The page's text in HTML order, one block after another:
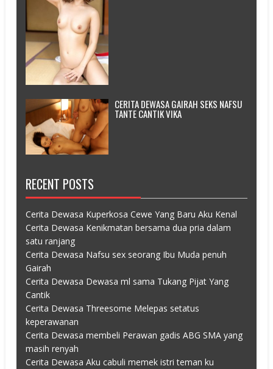
CERITA DEWASA GAIRAH SEKS NAFSU
TANTE CANTIK VIKA
RECENT POSTS
Cerita Dewasa Kuperkosa Cewe Yang Baru Aku Kenal
Cerita Dewasa Kenikmatan bersama dua pria dalam
satu ranjang
Cerita Dewasa Nafsu sex seorang Ibu Muda penuh
Gairah
Cerita Dewasa Dewasa ml sama Tukang Pijat Yang
Cantik
Cerita Dewasa Threesome Melepas setatus
keperawanan
Cerita Dewasa membeli Perawan gadis ABG SMA yang
masih renyah
Cerita Dewasa Aku cabuli memek istri teman ku